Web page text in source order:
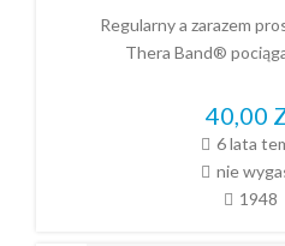
Regularny a zarazem
Thera Band®
40,00
6 lata
nie
1948